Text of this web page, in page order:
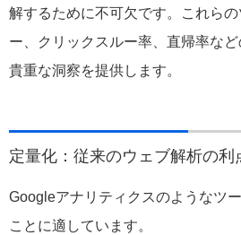
解するために不可欠です。これら
ー、クリックスルー率、直帰率な
貴重な洞察を提供します。
定量化：従来のウェブ解析の利
Googleアナリティクスのようなツ
ことに適しています。